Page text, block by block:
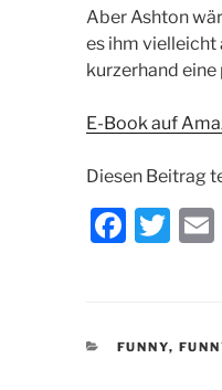
Aber Ashton
es ihm vielleicht
kurzerhand
E-Book auf
Diesen Beitrag
F
e
b
T
er l
KATEGORIEN
FUNNY,